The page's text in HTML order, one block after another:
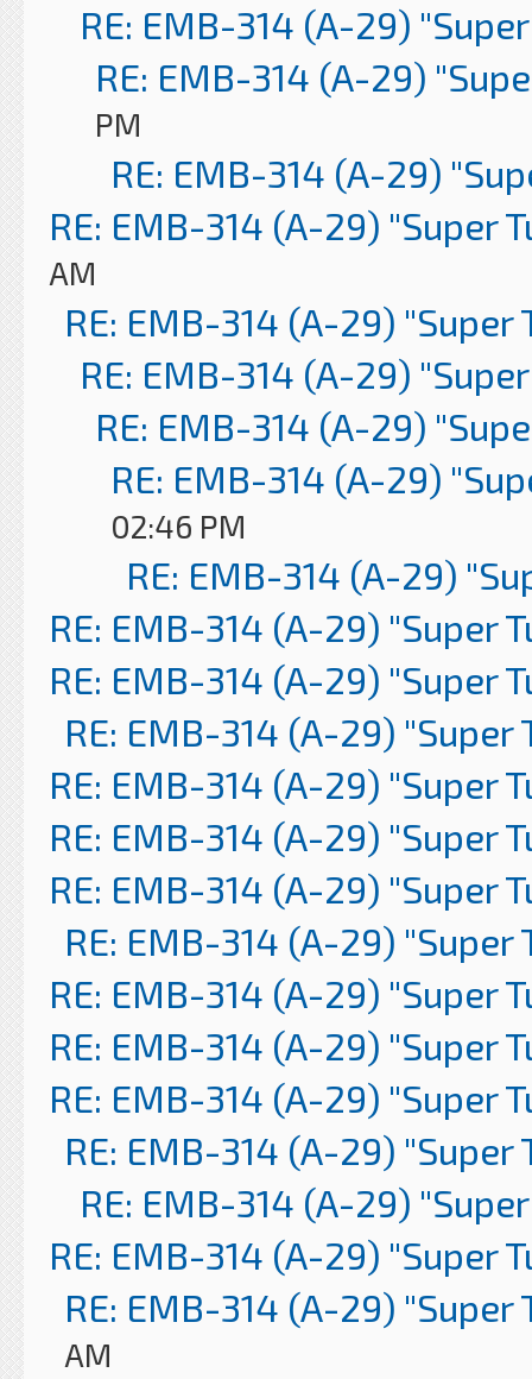
RE: EMB-314 (A-29)
RE: EMB-314 (A-29)
PM
RE: EMB-314 (A-29)
RE: EMB-314 (A-29) "Super
AM
RE: EMB-314 (A-29) "Super
RE: EMB-314 (A-29)
RE: EMB-314 (A-29)
RE: EMB-314 (A-29)
02:46 PM
RE: EMB-314 (A-29)
RE: EMB-314 (A-29) "Super
RE: EMB-314 (A-29) "Super
RE: EMB-314 (A-29) "Super
RE: EMB-314 (A-29) "Super
RE: EMB-314 (A-29) "Super
RE: EMB-314 (A-29) "Super
RE: EMB-314 (A-29) "Super
RE: EMB-314 (A-29) "Super
RE: EMB-314 (A-29) "Super
RE: EMB-314 (A-29) "Super
RE: EMB-314 (A-29) "Super
RE: EMB-314 (A-29)
RE: EMB-314 (A-29) "Super
RE: EMB-314 (A-29) "Super
AM